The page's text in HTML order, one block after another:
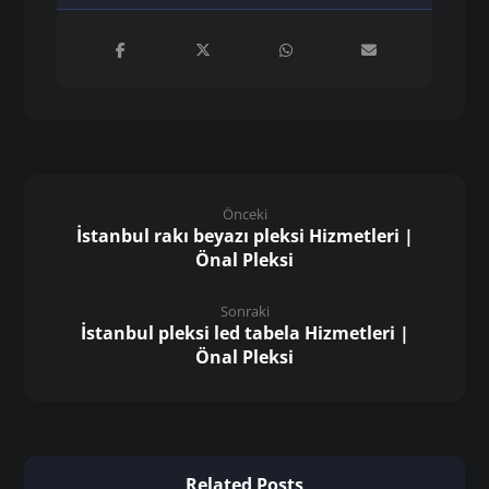
Önceki
İstanbul rakı beyazı pleksi Hizmetleri |
Önal Pleksi
Sonraki
İstanbul pleksi led tabela Hizmetleri |
Önal Pleksi